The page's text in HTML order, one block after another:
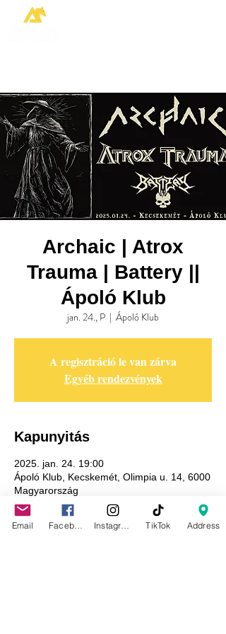
Archaic | Atrox
Trauma | Battery ||
Ápoló Klub
jan. 24., P
  |
Ápoló Klub
A regisztráció le van zárva
Egyéb rendezvények
Kapunyitás
2025. jan. 24. 19:00
Ápoló Klub, Kecskemét, Olimpia u. 14, 6000
Magyarország
Email TikTok Address